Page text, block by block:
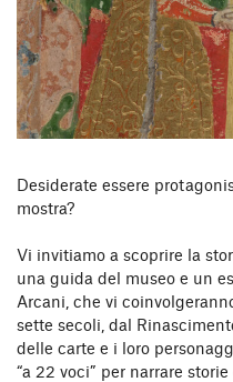
Desiderate essere
mostra?
Vi invitiamo a scoprire la
una guida del museo e un
Arcani, che vi
sette secoli, dal
delle carte e i loro
“a 22 voci” per narrare